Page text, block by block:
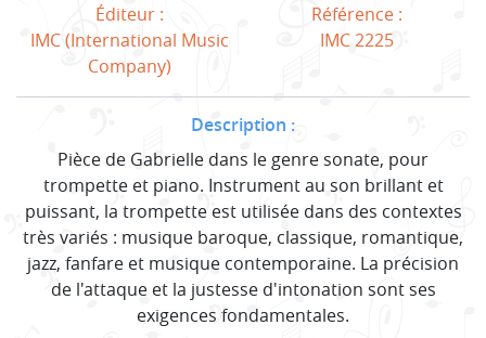
Éditeur :
IMC (International Music
Company)
Référence :
IMC 2225
Description :
Pièce de Gabrielle dans le genre sonate, pour
trompette et piano. Instrument au son brillant et
puissant, la trompette est utilisée dans des contextes
très variés : musique baroque, classique, romantique,
jazz, fanfare et musique contemporaine. La précision
de l'attaque et la justesse d'intonation sont ses
exigences fondamentales.